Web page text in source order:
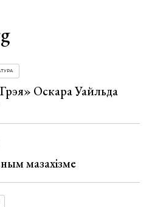
Оскара Уайльда
мазахізме